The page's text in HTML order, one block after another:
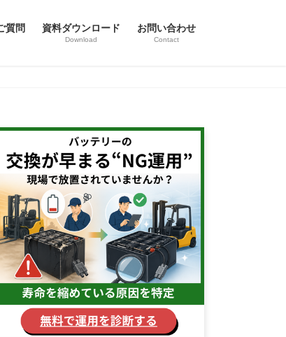
質問 資料ダウンロード
Download
お問い合わせ
Contact